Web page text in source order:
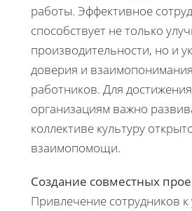
работы. Эффективное
способствует не только
производительности, но и
доверия и
работников. Для
организациям важно
коллективе культуру
взаимопомощи.
Создание совместных
Привлечение сотрудников